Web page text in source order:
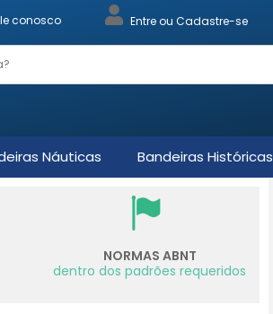
conosco Entre ou Cadastre-se
Náuticas Bandeiras Históricas
NORMAS ABNT
dentro dos padrões requeridos